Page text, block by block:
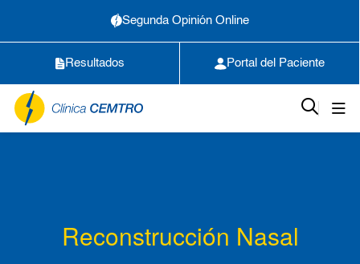
Segunda Opinión Online
Resultados Portal del Paciente
Reconstrucción Nasal